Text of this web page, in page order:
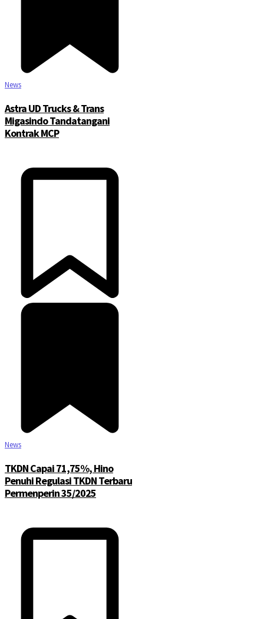
News
Astra UD Trucks & Trans
Migasindo Tandatangani
Kontrak MCP
News
TKDN Capai 71,75%, Hino
Penuhi Regulasi TKDN Terbaru
Permenperin 35/2025